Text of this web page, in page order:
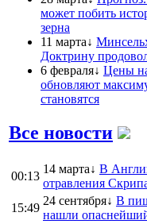
может побить
зерна
11 марта↓
Доктрину
6 февраля↓ Цены
обновляют
становятся
Все новости
00:13
14 марта↓ В
отравления
15:49
24 сентября↓ В
нашли